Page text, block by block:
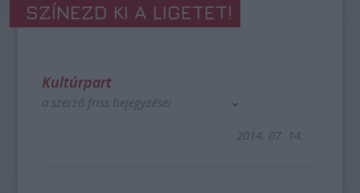
SZÍNEZD KI A LIGETET!
Kultúrpart
a szerző friss bejegyzései
2014. 07. 14.